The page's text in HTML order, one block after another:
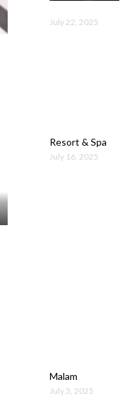
July 22, 2025
Resort & Spa
July 16, 2025
Malam
July 3, 2025